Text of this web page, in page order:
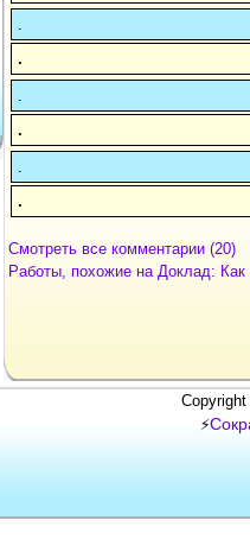
.
.
.
Смотреть все комментарии (20)
Работы, похожие на Доклад: Как
⚡